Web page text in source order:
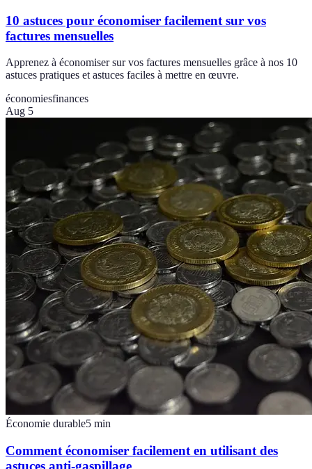
10 astuces pour économiser facilement sur vos
factures mensuelles
Apprenez à économiser sur vos factures mensuelles grâce à nos 10
astuces pratiques et astuces faciles à mettre en œuvre.
économiesfinances
Aug 5
Économie durable5 min
Comment économiser facilement en utilisant des
astuces anti-gaspillage